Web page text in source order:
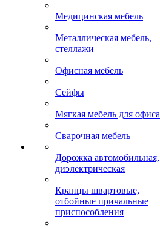
Медицинская мебель
Металлическая мебель,
стеллажи
Офисная мебель
Сейфы
Мягкая мебель для офиса
Сварочная мебель
Дорожка автомобильная,
диэлектрическая
Кранцы швартовые,
отбойные причальные
приспособления